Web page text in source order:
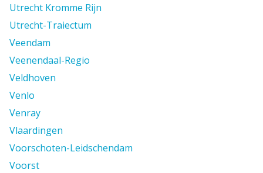
Utrecht Kromme Rijn
Utrecht-Traiectum
Veendam
Veenendaal-Regio
Veldhoven
Venlo
Venray
Vlaardingen
Voorschoten-Leidschendam
Voorst